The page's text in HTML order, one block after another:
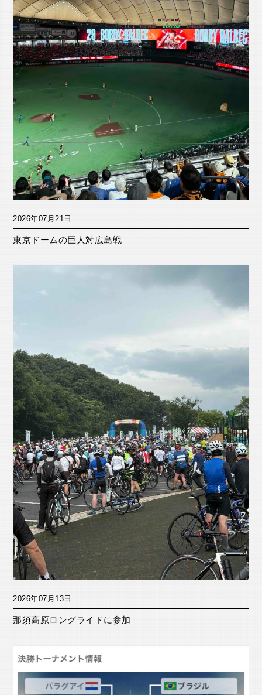
2026年07月21日
東京ドームの巨人対広島戦
2026年07月13日
那須高原ロングライドに参加